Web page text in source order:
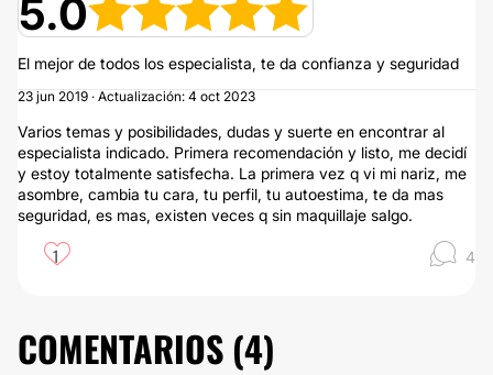
5.0
El mejor de todos los especialista, te da confianza y seguridad
23 jun 2019 · Actualización: 4 oct 2023
Varios temas y posibilidades, dudas y suerte en encontrar al
especialista indicado. Primera recomendación y listo, me decidí
y estoy totalmente satisfecha. La primera vez q vi mi nariz, me
asombre, cambia tu cara, tu perfil, tu autoestima, te da mas
seguridad, es mas, existen veces q sin maquillaje salgo.
1 4
COMENTARIOS (4)